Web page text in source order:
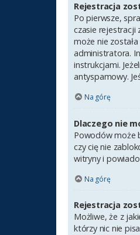
Rejestracja
Po pierwsze,
czasie rejestracji
może nie
administratora.
instrukcjami.
antyspamowy.
Na górę
Dlaczego nie
Powodów może
czy cię nie
witryny i
Na górę
Rejestracja
Możliwe, że z
którzy nic nie